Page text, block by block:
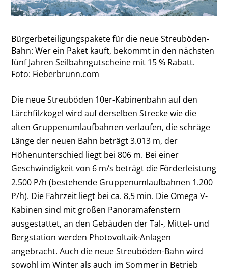
Bürgerbeteiligungspakete für die neue Streuböden-
Bahn: Wer ein Paket kauft, bekommt in den nächsten
fünf Jahren Seilbahngutscheine mit 15 % Rabatt.
Foto: Fieberbrunn.com
Die neue Streuböden 10er-Kabinenbahn auf den
Lärchfilzkogel wird auf derselben Strecke wie die
alten Gruppenumlaufbahnen verlaufen, die schräge
Länge der neuen Bahn beträgt 3.013 m, der
Höhenunterschied liegt bei 806 m. Bei einer
Geschwindigkeit von 6 m/s beträgt die Förderleistung
2.500 P/h (bestehende Gruppenumlaufbahnen 1.200
P/h). Die Fahrzeit liegt bei ca. 8,5 min. Die Omega V-
Kabinen sind mit großen Panoramafenstern
ausgestattet, an den Gebäuden der Tal-, Mittel- und
Bergstation werden Photovoltaik-Anlagen
angebracht. Auch die neue Streuböden-Bahn wird
sowohl im Winter als auch im Sommer in Betrieb